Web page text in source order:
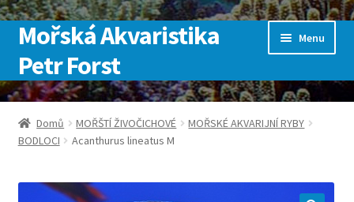
Přeskočit
na
navigaci
Přejít
k
obsahu
webu
Mořská Akvaristika
Petr Forst
Menu
Úvodní stránka
Kontakt
Košík
Domů MOŘŠTÍ ŽIVOČICHOVÉ
MOŘSKÉ AKVARIJNÍ RYBY
BODLOCI
Acanthurus lineatus M